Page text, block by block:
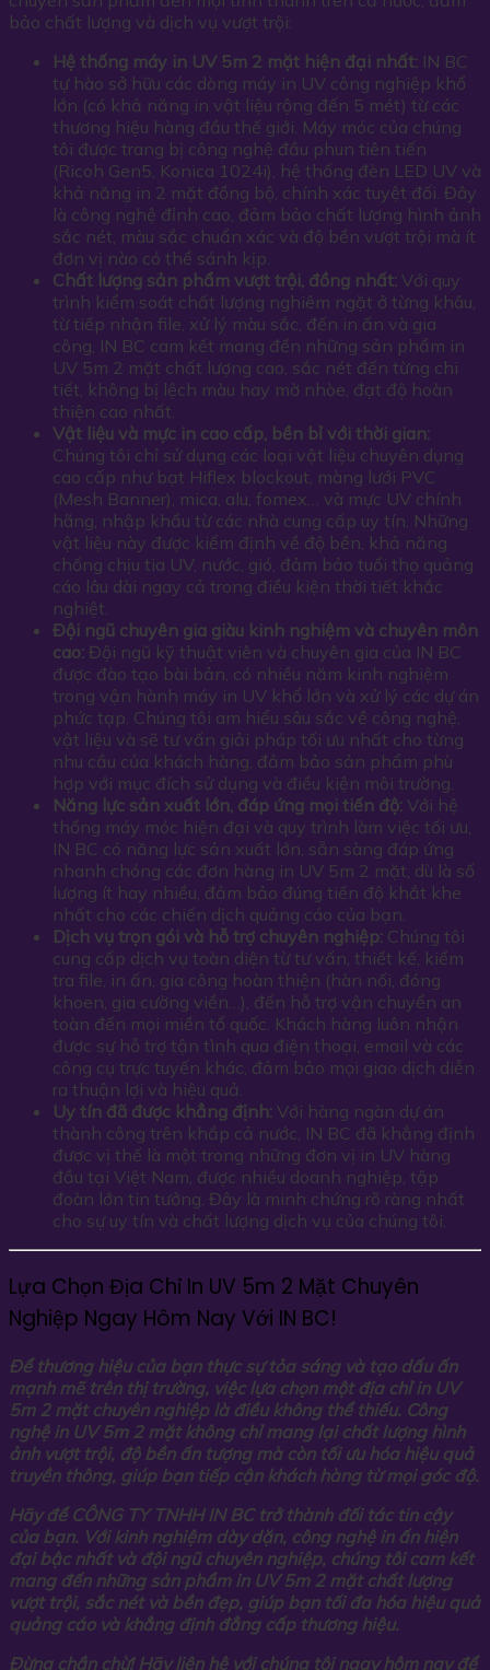
bảo chất lượng và dịch vụ vượt trội:
Hệ thống máy in UV 5m 2 mặt hiện đại nhất: IN BC
tự hào sở hữu các dòng máy in UV công nghiệp khổ
lớn (có khả năng in vật liệu rộng đến 5 mét) từ các
thương hiệu hàng đầu thế giới. Máy móc của chúng
tôi được trang bị công nghệ đầu phun tiên tiến
(Ricoh Gen5, Konica 1024i), hệ thống đèn LED UV và
khả năng in 2 mặt đồng bộ, chính xác tuyệt đối. Đây
là công nghệ đỉnh cao, đảm bảo chất lượng hình ảnh
sắc nét, màu sắc chuẩn xác và độ bền vượt trội mà ít
đơn vị nào có thể sánh kịp.
Chất lượng sản phẩm vượt trội, đồng nhất: Với quy
trình kiểm soát chất lượng nghiêm ngặt ở từng khâu,
từ tiếp nhận file, xử lý màu sắc, đến in ấn và gia
công, IN BC cam kết mang đến những sản phẩm in
UV 5m 2 mặt chất lượng cao, sắc nét đến từng chi
tiết, không bị lệch màu hay mờ nhòe, đạt độ hoàn
thiện cao nhất.
Vật liệu và mực in cao cấp, bền bỉ với thời gian:
Chúng tôi chỉ sử dụng các loại vật liệu chuyên dụng
cao cấp như bạt Hiflex blockout, màng lưới PVC
(Mesh Banner), mica, alu, fomex… và mực UV chính
hãng, nhập khẩu từ các nhà cung cấp uy tín. Những
vật liệu này được kiểm định về độ bền, khả năng
chống chịu tia UV, nước, gió, đảm bảo tuổi thọ quảng
cáo lâu dài ngay cả trong điều kiện thời tiết khắc
nghiệt.
Đội ngũ chuyên gia giàu kinh nghiệm và chuyên môn
cao: Đội ngũ kỹ thuật viên và chuyên gia của IN BC
được đào tạo bài bản, có nhiều năm kinh nghiệm
trong vận hành máy in UV khổ lớn và xử lý các dự án
phức tạp. Chúng tôi am hiểu sâu sắc về công nghệ,
vật liệu và sẽ tư vấn giải pháp tối ưu nhất cho từng
nhu cầu của khách hàng, đảm bảo sản phẩm phù
hợp với mục đích sử dụng và điều kiện môi trường.
Năng lực sản xuất lớn, đáp ứng mọi tiến độ: Với hệ
thống máy móc hiện đại và quy trình làm việc tối ưu,
IN BC có năng lực sản xuất lớn, sẵn sàng đáp ứng
nhanh chóng các đơn hàng in UV 5m 2 mặt, dù là số
lượng ít hay nhiều, đảm bảo đúng tiến độ khắt khe
nhất cho các chiến dịch quảng cáo của bạn.
Dịch vụ trọn gói và hỗ trợ chuyên nghiệp: Chúng tôi
cung cấp dịch vụ toàn diện từ tư vấn, thiết kế, kiểm
tra file, in ấn, gia công hoàn thiện (hàn nối, đóng
khoen, gia cường viền…), đến hỗ trợ vận chuyển an
toàn đến mọi miền tổ quốc. Khách hàng luôn nhận
được sự hỗ trợ tận tình qua điện thoại, email và các
công cụ trực tuyến khác, đảm bảo mọi giao dịch diễn
ra thuận lợi và hiệu quả.
Uy tín đã được khẳng định: Với hàng ngàn dự án
thành công trên khắp cả nước, IN BC đã khẳng định
được vị thế là một trong những đơn vị in UV hàng
đầu tại Việt Nam, được nhiều doanh nghiệp, tập
đoàn lớn tin tưởng. Đây là minh chứng rõ ràng nhất
cho sự uy tín và chất lượng dịch vụ của chúng tôi.
Lựa Chọn Địa Chỉ In UV 5m 2 Mặt Chuyên
Nghiệp Ngay Hôm Nay Với IN BC!
Để thương hiệu của bạn thực sự tỏa sáng và tạo dấu ấn
mạnh mẽ trên thị trường, việc lựa chọn một địa chỉ in UV
5m 2 mặt chuyên nghiệp là điều không thể thiếu. Công
nghệ in UV 5m 2 mặt không chỉ mang lại chất lượng hình
ảnh vượt trội, độ bền ấn tượng mà còn tối ưu hóa hiệu quả
truyền thông, giúp bạn tiếp cận khách hàng từ mọi góc độ.
Hãy để CÔNG TY TNHH IN BC trở thành đối tác tin cậy
của bạn. Với kinh nghiệm dày dặn, công nghệ in ấn hiện
đại bậc nhất và đội ngũ chuyên nghiệp, chúng tôi cam kết
mang đến những sản phẩm in UV 5m 2 mặt chất lượng
vượt trội, sắc nét và bền đẹp, giúp bạn tối đa hóa hiệu quả
quảng cáo và khẳng định đẳng cấp thương hiệu.
Đừng chần chừ! Hãy liên hệ với chúng tôi ngay hôm nay để